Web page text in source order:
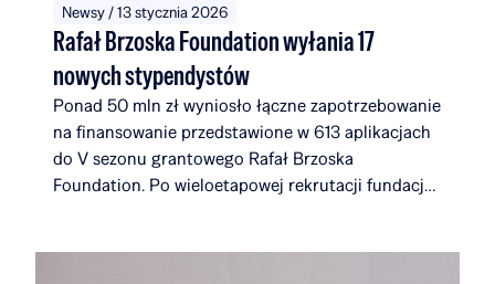
Newsy / 13 stycznia 2026
Rafał Brzoska Foundation wyłania 17
nowych stypendystów
Ponad 50 mln zł wyniosło łączne zapotrzebowanie
na finansowanie przedstawione w 613 aplikacjach
do V sezonu grantowego Rafał Brzoska
Foundation. Po wieloetapowej rekrutacji fundacja